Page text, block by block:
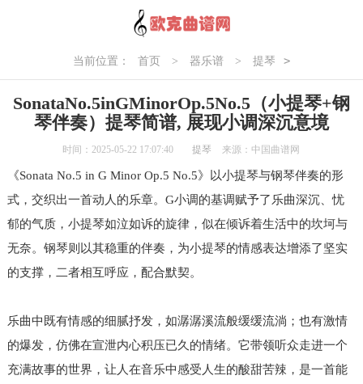
当前位置： 首页 > 器乐谱 > 提琴 >
沉意境
SonataNo.5inGMinorOp.5No.5（小提琴+钢
琴伴奏）提琴简谱, 展现小调深沉意境
时间：2025-05-22 17:07:40 提琴 来源：中国曲谱网
《Sonata No.5 in G Minor Op.5 No.5》以小提琴与钢琴伴奏的形
式，交织出一首动人的乐章。G小调的基调赋予了乐曲深沉、忧
郁的气质，小提琴如泣如诉的旋律，似在倾诉着生活中的坎坷与
无奈。钢琴则以其稳重的伴奏，为小提琴的情感表达增添了坚实
的支撑，二者相互呼应，配合默契。
乐曲中既有情感的细腻抒发，如潺潺溪流般缓缓流淌；也有激情
的爆发，仿佛在宣泄内心积压已久的情绪。它带领听众走进一个
充满故事的世界，让人在音乐中感受人生的酸甜苦辣，是一首能